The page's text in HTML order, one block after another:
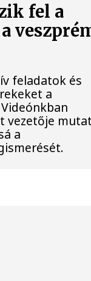
fel a
feladatok és
a
vezetője
a